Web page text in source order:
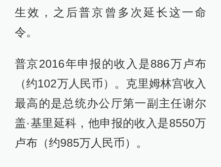
生效，之后普京曾多次延长这一命
令。
普京2016年申报的收入是886万卢布
（约102万人民币）。克里姆林宫收入
最高的是总统办公厅第一副主任谢尔
盖·基里延科，他申报的收入是8550万
卢布（约985万人民币）。